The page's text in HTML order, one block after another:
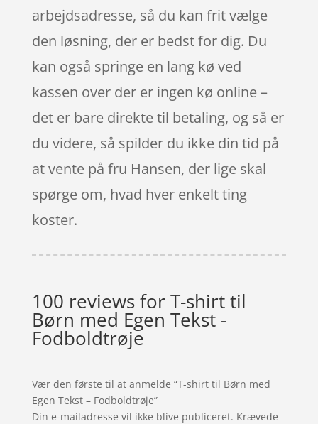
arbejdsadresse, så du kan frit vælge
den løsning, der er bedst for dig. Du
kan også springe en lang kø ved
kassen over der er ingen kø online –
det er bare direkte til betaling, og så er
du videre, så spilder du ikke din tid på
at vente på fru Hansen, der lige skal
spørge om, hvad hver enkelt ting
koster.
100 reviews forT-shirt til
Børn med Egen Tekst -
Fodboldtrøje
Vær den første til at anmelde “T-shirt til Børn med
Egen Tekst – Fodboldtrøje”
Din e-mailadresse vil ikke blive publiceret. Krævede